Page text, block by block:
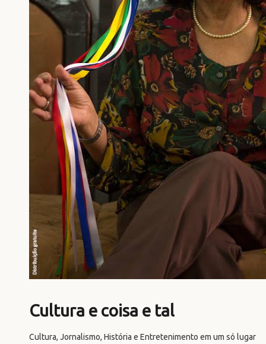
Cultura e coisa e tal
Cultura, Jornalismo, História e Entretenimento em um só lugar